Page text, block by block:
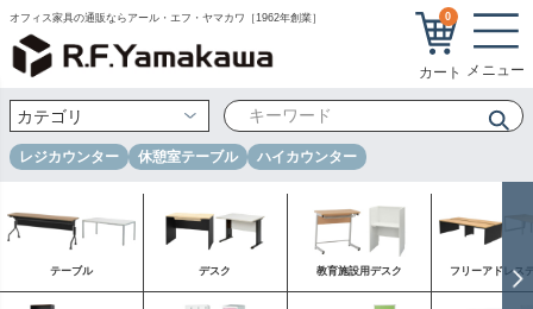
オフィス家具の通販ならアール・エフ・ヤマカワ［1962年創業］ 0
レジカウンター 休憩室テーブル ハイカウンター
テーブル デスク 教育施設用デスク フリーアドレス